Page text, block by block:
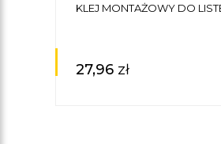
KLEJ MONTAŻOWY DO
27,96 zł